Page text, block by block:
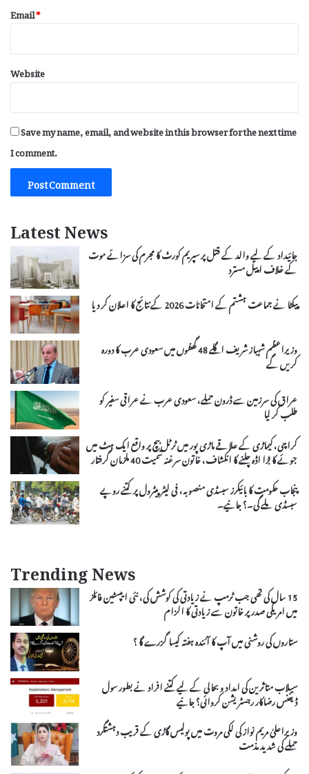
Email*
Website
Save my name, email, and website in this browser for the next time
I comment.
Latest News
جائیداد کے لیے والد کے قتل پر سپریم کورٹ کا مجرم کی سزائے موت
کے خلاف اپیل مسترد
پیکٹا نے جماعت ہشتم کے امتحانات 2026 کے نتائج کا اعلان کر دیا
وزیراعظم شہباز شریف اگلے 48 گھنٹوں میں سعودی عرب کا دورہ
کریں گے
عراق کی سرزمین سے ڈرون حملے، سعودی عرب نے عراقی سفیر کو
طلب کر لیا
کراچی، کیماڑی کے علاقے ماڑی پور میں ٹرٹل بیچ پر واقع ایک ہٹ میں
جوئے کا بڑا اڈہ چلنے کا انکشاف، خاتون سرغنہ سمیت 40 ملزمان گرفتار
پنجاب حکومت کا بائیکرز سبسڈی منصوبہ، فی لیٹر پیٹرول پر کتنے روپے
سبسڈی ملے گی۔؟ جانیے۔
Trending News
15 سال کی تھی جب ٹرمپ نے زیادتی کی کوشش کی، نئی ایپسٹین فائلز
میں امریکی صدر پر خاتون سے زیادتی کا الزام
ستاروں کی روشنی میں آپ کا آئندہ ہفتہ کیسا گزرے گا ؟
سیلاب متاثرین کی امداد و بحالی کے لیے کتنے افراد نے بطور سول
ڈیفنس رضاکار رجسٹریشن کروائی؟ جانیے
وزیراعلیٰ مریم نواز کی لکی مروت میں پولیس گاڑی کے قریب دہشتگرد
حملے کی شدید مذمت